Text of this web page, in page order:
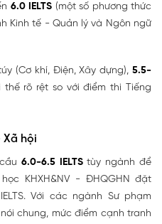
6.0 IELTS (một số phương thức
Kinh tế - Quản lý và Ngôn ngữ
(Cơ khí, Điện, Xây dựng), 5.5-
rõ rệt so với điểm thi Tiếng
Xã hội
6.0-6.5 IELTStùy ngành để
KHXH&NV - ĐHQGHN đặt
Với các ngành Sư phạm
chung, mức điểm cạnh tranh